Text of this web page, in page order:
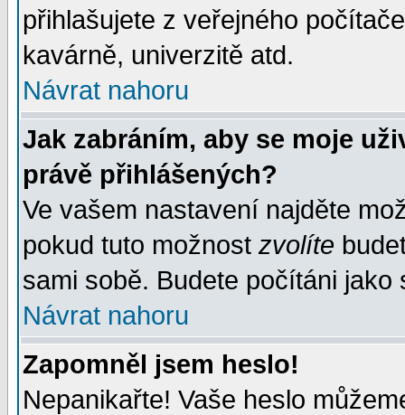
přihlašujete z veřejného
kavárně, univerzitě atd.
Návrat nahoru
Jak zabráním, aby se moje
právě přihlášených?
Ve vašem nastavení najděte
pokud tuto možnost zvolíte
sami sobě. Budete počítáni jako
Návrat nahoru
Zapomněl jsem heslo!
Nepanikařte! Vaše heslo